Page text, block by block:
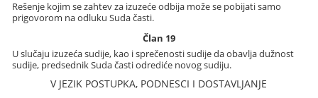
Rešenje kojim se zahtev za izuzeće odbija može se pobijati samo
prigovorom na odluku Suda časti.
Član 19
U slučaju izuzeća sudije, kao i sprečenosti sudije da obavlja dužnost
sudije, predsednik Suda časti odrediće novog sudiju.
V JEZIK POSTUPKA, PODNESCI I DOSTAVLJANJE